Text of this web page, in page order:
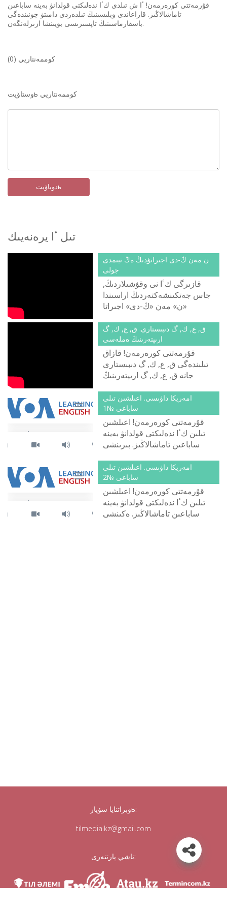
قۇرمەتتى كورەرمەن! ٴا ش تىلدى كٴا ندەلىكتى قولدانۋ بەينە ساباعىن
تاماشالاڭىز. قاراعاندى وبلىسىنىڭ تىلدەردى دامىتۋ جونىندەگى
باسقارماسىنىڭ تاپسىرىسى بويىنشا ازىرلەنگەن.
كوممەنتاريي (0)
وستاۆيتь كوممەنتاريي
دوباۆيتь
تىل ٴا يرەنەيىك
ن مەن ڭ-دى اجىراتۋدىڭ ەڭ تيىمدى
جولى
قازىرگى كٴا نى وقۋشىلاردىڭ,
جاس جەتكىنشەكتەردىڭ اراسىندا
«ن» مەن «ڭ-دى» اجىراتا
نەدە دەپ الاڭدايتىن ادامدار دا
كورىنبەيتىن سىندى. اسىرەسە,
مەكتەپ وقۋشىلارى «ڭ»
دىبىسىن ايتا المادىم دەپ تٴا كتە
قينالمايدى. كەرىسىنشە ماقتانىش
سانايتىنداي كورىنەدى. ال
مەكتەپتى ٴا زدىك بىتىرىپ, الگى
دىبىستى ايتا المايمىن دەپ
تۇرعاندا, تالاپ قايدا كەتكەن,
ۇcتازدار نە وقىتتى دەرسىڭ!
ق, ع, ك, گ دىبىستارى. ق, ع, ك, گ
ارىپتەرىنىڭ ەملەسى
قۇرمەتتى كورەرمەن! قازاق
تىلىندەگى ق, ع, ك, گ دىبىستارى
جانە ق, ع, ك, گ ارىپتەرىنىڭ
امەريكا داۋىسى. اعىلشىن تىلى
ساباعى №1
قۇرمەتتى كورەرمەن! اعىلشىن
تىلىن كٴا ندەلىكتى قولدانۋ بەينە
ساباعىن تاماشالاڭىز. بىرىنشى
كەلدىڭىز. دىبىستاۋ تىلى:
اعىلشىنشا.
امەريكا داۋىسى. اعىلشىن تىلى
ساباعى №2
قۇرمەتتى كورەرمەن! اعىلشىن
تىلىن كٴا ندەلىكتى قولدانۋ بەينە
ساباعىن تاماشالاڭىز. ەكىنشى
وبراتنايا سۆيازь:
tilmedia.kz@gmail.com
ناشي پارتنەرى: